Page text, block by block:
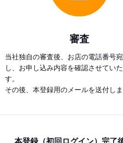
審査
当社独自の審査後、お店の電話番号
し、お申し込み内容を確認させてい
す。
その後、本登録用のメールを送付しま